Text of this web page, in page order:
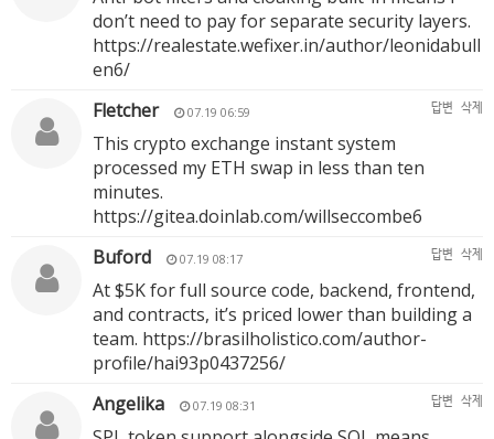
don’t need to pay for separate security layers.
https://realestate.wefixer.in/author/leonidabull
en6/
Fletcher
07.19 06:59 답변 삭제
This crypto exchange instant system
processed my ETH swap in less than ten
minutes.
https://gitea.doinlab.com/willseccombe6
Buford
07.19 08:17 답변 삭제
At $5K for full source code, backend, frontend,
and contracts, it’s priced lower than building a
team. https://brasilholistico.com/author-
profile/hai93p0437256/
Angelika
07.19 08:31 답변 삭제